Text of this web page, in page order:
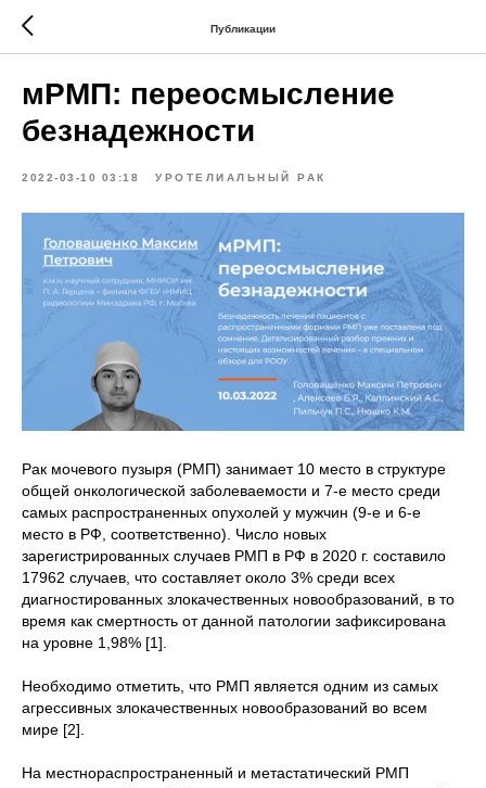
Публикации
мРМП: переосмысление
безнадежности
2022-03-10 03:18 УРОТЕЛИАЛЬНЫЙ РАК
Рак мочевого пузыря (РМП) занимает 10 место в структуре
общей онкологической заболеваемости и 7-е место среди
самых распространенных опухолей у мужчин (9-е и 6-е
место в РФ, соответственно). Число новых
зарегистрированных случаев РМП в РФ в 2020 г. составило
17962 случаев, что составляет около 3% среди всех
диагностированных злокачественных новообразований, в то
время как смертность от данной патологии зафиксирована
на уровне 1,98% [1].
Необходимо отметить, что РМП является одним из самых
агрессивных злокачественных новообразований во всем
мире [2].
На местнораспространенный и метастатический РМП